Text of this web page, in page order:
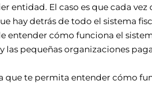
El caso es que cada
hay detrás de todo el sistema
entender cómo funciona el
pequeñas organizaciones
que te permita entender cómo